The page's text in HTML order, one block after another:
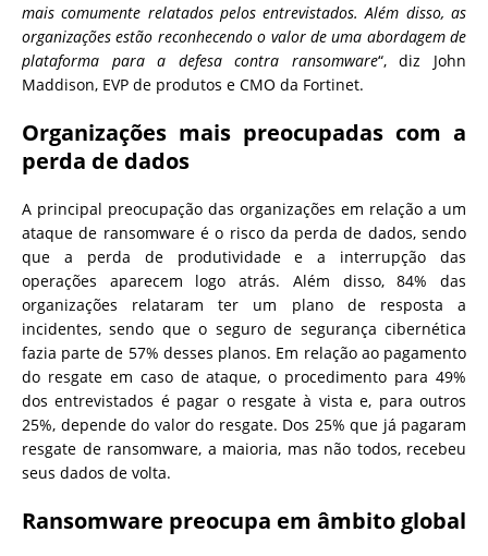
mais comumente relatados pelos entrevistados. Além disso, as
organizações estão reconhecendo o valor de uma abordagem de
plataforma para a defesa contra ransomware“, diz John
Maddison, EVP de produtos e CMO da Fortinet.
Organizações mais preocupadas com a
perda de dados
A principal preocupação das organizações em relação a um
ataque de ransomware é o risco da perda de dados, sendo
que a perda de produtividade e a interrupção das
operações aparecem logo atrás. Além disso, 84% das
organizações relataram ter um plano de resposta a
incidentes, sendo que o seguro de segurança cibernética
fazia parte de 57% desses planos. Em relação ao pagamento
do resgate em caso de ataque, o procedimento para 49%
dos entrevistados é pagar o resgate à vista e, para outros
25%, depende do valor do resgate. Dos 25% que já pagaram
resgate de ransomware, a maioria, mas não todos, recebeu
seus dados de volta.
Ransomware preocupa em âmbito global